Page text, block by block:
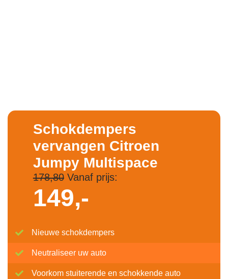
Schokdempers
vervangen Citroen
Jumpy Multispace
178,80Vanaf prijs:
149,-
Nieuwe schokdempers
Neutraliseer uw auto
Voorkom stuiterende en schokkende auto